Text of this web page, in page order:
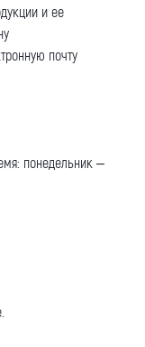
и ее
почту
понедельник –